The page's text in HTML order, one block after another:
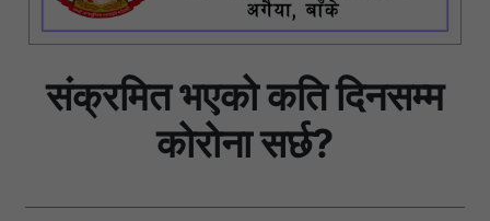
संक्रमित भएको कति दिनसम्म
कोरोना सर्छ?